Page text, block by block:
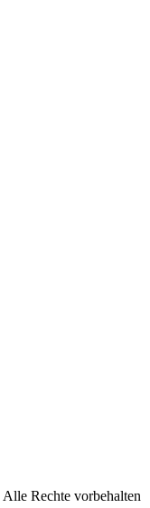
Alle Rechte vorbehalten